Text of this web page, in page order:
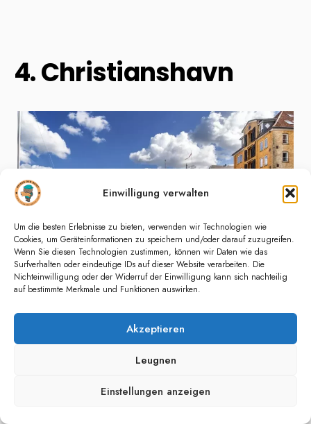
Einwilligung verwalten
Um die besten Erlebnisse zu bieten, verwenden wir Technologien wie
Cookies, um Geräteinformationen zu speichern und/oder darauf zuzugreifen.
Wenn Sie diesen Technologien zustimmen, können wir Daten wie das
Surfverhalten oder eindeutige IDs auf dieser Website verarbeiten. Die
Nichteinwilligung oder der Widerruf der Einwilligung kann sich nachteilig
auf bestimmte Merkmale und Funktionen auswirken.
Akzeptieren
Leugnen
Einstellungen anzeigen
4. Christianshavn
Christianshavn, ein charmantes Viertel von
Kopenhagen, ist ein Spiegelbild der reichen
maritimen Geschichte Dänemarks und ein